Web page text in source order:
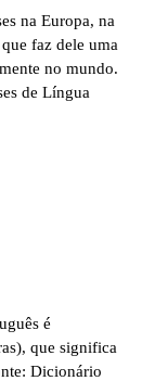
na Europa, na
faz dele uma
no mundo.
de Língua
é
que significa
Dicionário